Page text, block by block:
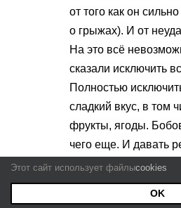
от того как он
о грыжах). И от
На это всё
сказали исключить
Полностью
сладкий вкус, в том
фрукты, ягоды.
чего еще. И давать
Три дня я соблюдаю
изменений. Что
Этот сайт использует файлыcookies
OK